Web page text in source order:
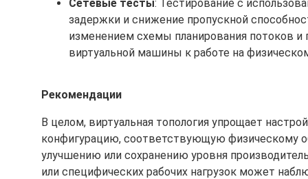
Сетевые тесты: Тестирование с
задержки и снижение пропускной
изменением схемы планирования потоков и
виртуальной машины к работе на
Рекомендации
В целом, виртуальная топология упрощает
конфигурацию, соответствующую физическому
улучшению или сохранению уровня
или специфических рабочих нагрузок может